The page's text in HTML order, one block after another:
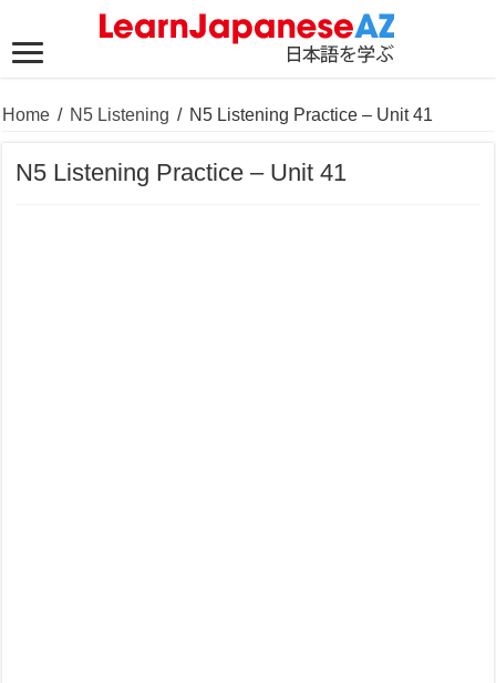
Home / N5 Listening / N5 Listening Practice – Unit 41
N5 Listening Practice – Unit 41